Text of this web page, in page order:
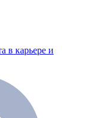
в карьере и